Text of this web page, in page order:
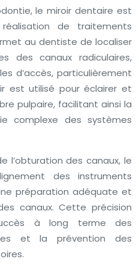
le miroir dentaire est
de traitements
au dentiste de localiser
des canaux radiculaires,
d’accès, particulièrement
est utilisé pour éclairer et
pulpaire, facilitant ainsi la
complexe des systèmes
l’obturation des canaux, le
des instruments
préparation adéquate et
canaux. Cette précision
à long terme des
et la prévention des